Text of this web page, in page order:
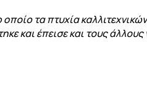
τα πτυχία
και έπεισε και τους άλλους